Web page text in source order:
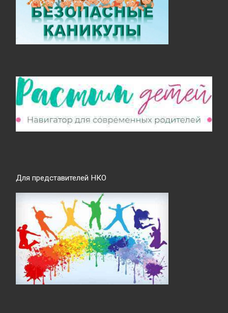
Для представителей НКО